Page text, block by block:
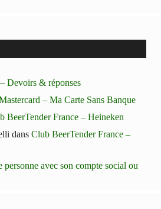
Devoirs & réponses
– Ma Carte Sans Banque
BeerTender France – Heineken
dans Club BeerTender France –
personne avec son compte social ou